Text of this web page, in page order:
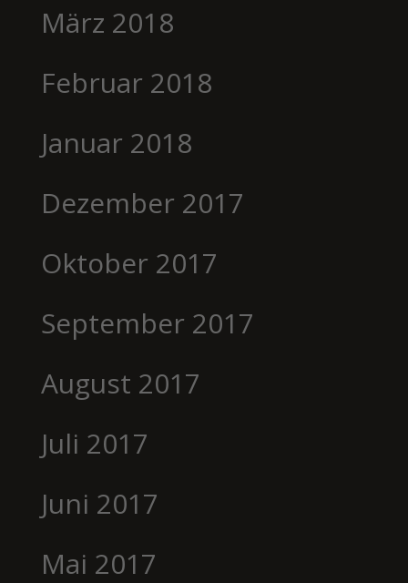
März 2018
Februar 2018
Januar 2018
Dezember 2017
Oktober 2017
September 2017
August 2017
Juli 2017
Juni 2017
Mai 2017